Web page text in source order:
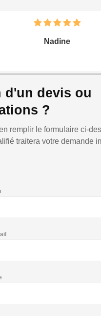
Nadine
d'un devis ou
?
remplir le formulaire ci-
traitera votre demande